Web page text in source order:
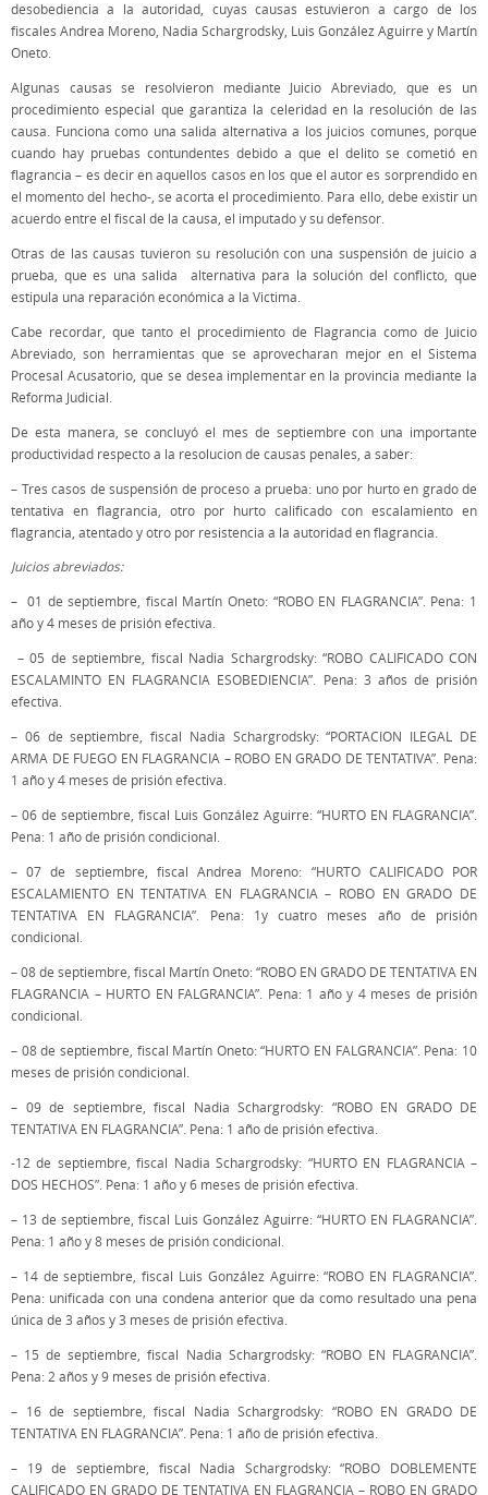
desobediencia a la autoridad, cuyas causas estuvieron a cargo de los
fiscales Andrea Moreno, Nadia Schargrodsky, Luis González Aguirre y Martín
Oneto.
Algunas causas se resolvieron mediante Juicio Abreviado, que es un
procedimiento especial que garantiza la celeridad en la resolución de las
causa. Funciona como una salida alternativa a los juicios comunes, porque
cuando hay pruebas contundentes debido a que el delito se cometió en
flagrancia – es decir en aquellos casos en los que el autor es sorprendido en
el momento del hecho-, se acorta el procedimiento. Para ello, debe existir un
acuerdo entre el fiscal de la causa, el imputado y su defensor.
Otras de las causas tuvieron su resolución con una suspensión de juicio a
prueba, que es una salida alternativa para la solución del conflicto, que
estipula una reparación económica a la Victima.
Cabe recordar, que tanto el procedimiento de Flagrancia como de Juicio
Abreviado, son herramientas que se aprovecharan mejor en el Sistema
Procesal Acusatorio, que se desea implementar en la provincia mediante la
Reforma Judicial.
De esta manera, se concluyó el mes de septiembre con una importante
productividad respecto a la resolucion de causas penales, a saber:
– Tres casos de suspensión de proceso a prueba: uno por hurto en grado de
tentativa en flagrancia, otro por hurto calificado con escalamiento en
flagrancia, atentado y otro por resistencia a la autoridad en flagrancia.
Juicios abreviados:
– 01 de septiembre, fiscal Martín Oneto: “ROBO EN FLAGRANCIA”. Pena: 1
año y 4 meses de prisión efectiva.
– 05 de septiembre, fiscal Nadia Schargrodsky: “ROBO CALIFICADO CON
ESCALAMINTO EN FLAGRANCIA ESOBEDIENCIA”. Pena: 3 años de prisión
efectiva.
– 06 de septiembre, fiscal Nadia Schargrodsky: “PORTACION ILEGAL DE
ARMA DE FUEGO EN FLAGRANCIA – ROBO EN GRADO DE TENTATIVA”. Pena:
1 año y 4 meses de prisión efectiva.
– 06 de septiembre, fiscal Luis González Aguirre: “HURTO EN FLAGRANCIA”.
Pena: 1 año de prisión condicional.
– 07 de septiembre, fiscal Andrea Moreno: “HURTO CALIFICADO POR
ESCALAMIENTO EN TENTATIVA EN FLAGRANCIA – ROBO EN GRADO DE
TENTATIVA EN FLAGRANCIA”. Pena: 1y cuatro meses año de prisión
condicional.
– 08 de septiembre, fiscal Martín Oneto: “ROBO EN GRADO DE TENTATIVA EN
FLAGRANCIA – HURTO EN FALGRANCIA”. Pena: 1 año y 4 meses de prisión
condicional.
– 08 de septiembre, fiscal Martín Oneto: “HURTO EN FALGRANCIA”. Pena: 10
meses de prisión condicional.
– 09 de septiembre, fiscal Nadia Schargrodsky: “ROBO EN GRADO DE
TENTATIVA EN FLAGRANCIA”. Pena: 1 año de prisión efectiva.
-12 de septiembre, fiscal Nadia Schargrodsky: “HURTO EN FLAGRANCIA –
DOS HECHOS”. Pena: 1 año y 6 meses de prisión efectiva.
– 13 de septiembre, fiscal Luis González Aguirre: “HURTO EN FLAGRANCIA”.
Pena: 1 año y 8 meses de prisión condicional.
– 14 de septiembre, fiscal Luis González Aguirre: “ROBO EN FLAGRANCIA”.
Pena: unificada con una condena anterior que da como resultado una pena
única de 3 años y 3 meses de prisión efectiva.
– 15 de septiembre, fiscal Nadia Schargrodsky: “ROBO EN FLAGRANCIA”.
Pena: 2 años y 9 meses de prisión efectiva.
– 16 de septiembre, fiscal Nadia Schargrodsky: “ROBO EN GRADO DE
TENTATIVA EN FLAGRANCIA”. Pena: 1 año de prisión efectiva.
– 19 de septiembre, fiscal Nadia Schargrodsky: “ROBO DOBLEMENTE
CALIFICADO EN GRADO DE TENTATIVA EN FLAGRANCIA – ROBO EN GRADO